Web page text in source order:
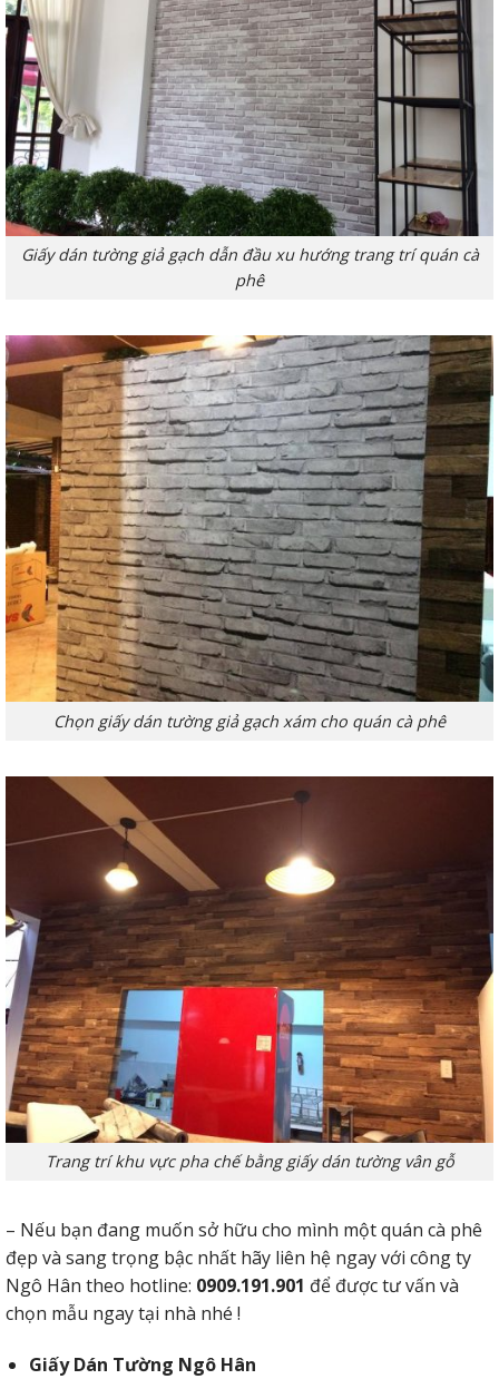
Giấy dán tường giả gạch dẫn đầu xu hướng trang trí quán cà
phê
Chọn giấy dán tường giả gạch xám cho quán cà phê
Trang trí khu vực pha chế bằng giấy dán tường vân gỗ
– Nếu bạn đang muốn sở hữu cho mình một quán cà phê
đẹp và sang trọng bậc nhất hãy liên hệ ngay với công ty
Ngô Hân theo hotline: 0909.191.901 để được tư vấn và
chọn mẫu ngay tại nhà nhé !
Giấy Dán Tường Ngô Hân